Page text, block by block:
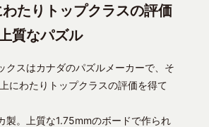
たりトップクラスの評価
質なパズル
クスはカナダのパズルメーカーで、そ
にわたりトップクラスの評価を得て
製。上質な1.75mmのボードで作られ